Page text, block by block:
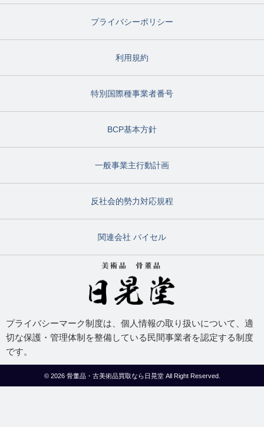
プライバシーポリシー
利用規約
特別国際種事業者番号
BCP基本方針
一般事業主行動計画
反社会的勢力対応規程
関連会社 バイセル
プライバシーマーク制度は、個人情報の取り扱いについて、適
切な保護・管理体制を整備している民間事業者を認定する制度
です。
© 2026 骨董品・古美術品買取なら日晃堂 All Right Reserved.